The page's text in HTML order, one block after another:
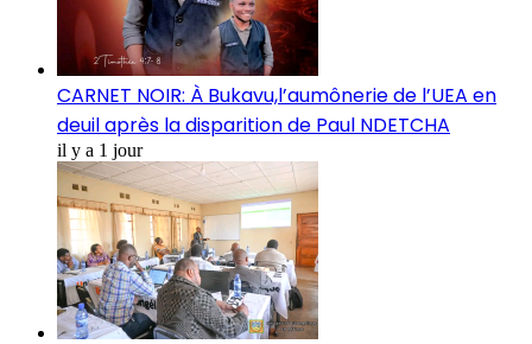
CARNET NOIR: À Bukavu,l’aumônerie de l’UEA en
deuil après la disparition de Paul NDETCHA
il y a 1 jour